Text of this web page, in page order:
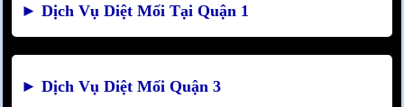
► Dịch Vụ Diệt Mối Tại Quận 1
► Dịch Vụ Diệt Mối Quận 3